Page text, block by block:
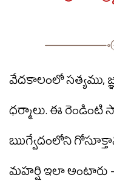
వేదకాలంలో సత్యము,
ధర్మాలు. ఈ
ఋగ్వేదంలోని
మహర్షి ఇలా అంటారు –